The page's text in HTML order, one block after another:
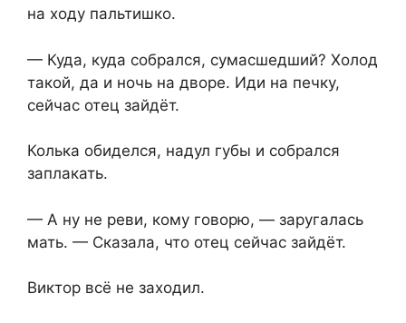
на ходу пальтишко.
— Куда, куда собрался, сумасшедший? Холод
такой, да и ночь на дворе. Иди на печку,
сейчас отец зайдёт.
Колька обиделся, надул губы и собрался
заплакать.
— А ну не реви, кому говорю, — заругалась
мать. — Сказала, что отец сейчас зайдёт.
Виктор всё не заходил.